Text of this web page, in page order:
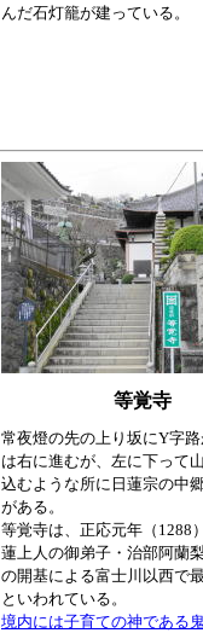
んだ石灯籠が建っている。
等覚寺
常夜燈の先の上り坂にY字
は右に進むが、左に下って
込むような所に日蓮宗の中
がある。
等覚寺は、正応元年（1288
蓮上人の御弟子・治部阿蘭
の開基による富士川以西で
といわれている。
境内には子育ての神である